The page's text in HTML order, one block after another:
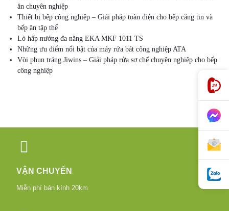
ăn chuyên nghiệp
Thiết bị bếp công nghiệp – Giải pháp toàn diện cho bếp căng tin và
bếp ăn tập thể
Lò hấp nướng đa năng EKA MKF 1011 TS
Những ưu điểm nổi bật của máy rửa bát công nghiệp ATA
Vòi phun tráng Jiwins – Giải pháp rửa sơ chế chuyên nghiệp cho bếp
công nghiệp
VẬN CHUYỂN
Miễn phí bán kính 20km